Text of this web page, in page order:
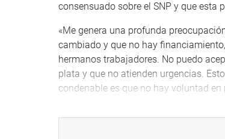
consensuado sobre el SNP y que esta
«Me genera una profunda
cambiado y que no hay
hermanos trabajadores. No puedo
plata y que no atienden urgencias.
condenable es que no hay voluntad en
Previamente, se presentó el director